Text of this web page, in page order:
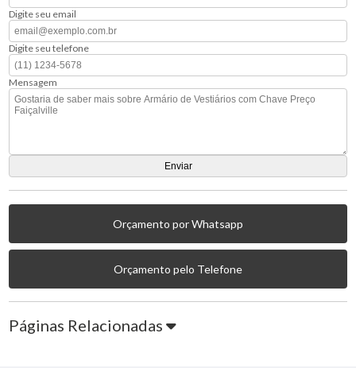
Digite seu email
Digite seu telefone
Mensagem
Orçamento por Whatsapp
Orçamento pelo Telefone
Páginas Relacionadas